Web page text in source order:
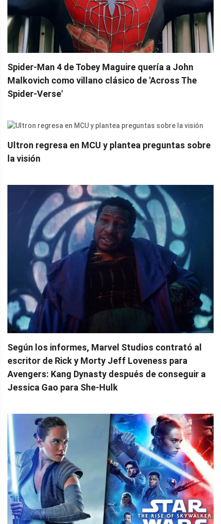
Spider-Man 4 de Tobey Maguire quería a John
Malkovich como villano clásico de 'Across The
Spider-Verse'
Ultron regresa en MCU y plantea preguntas sobre
la visión
Según los informes, Marvel Studios contrató al
escritor de Rick y Morty Jeff Loveness para
Avengers: Kang Dynasty después de conseguir a
Jessica Gao para She-Hulk